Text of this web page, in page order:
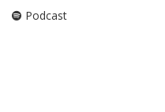
Podcast